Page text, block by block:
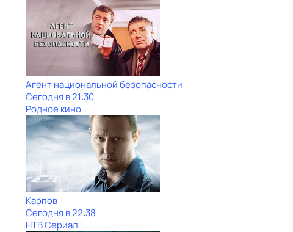
Агент национальной безопасности
Сегодня в 21:30
Родное кино
Карпов
Сегодня в 22:38
НТВ Сериал